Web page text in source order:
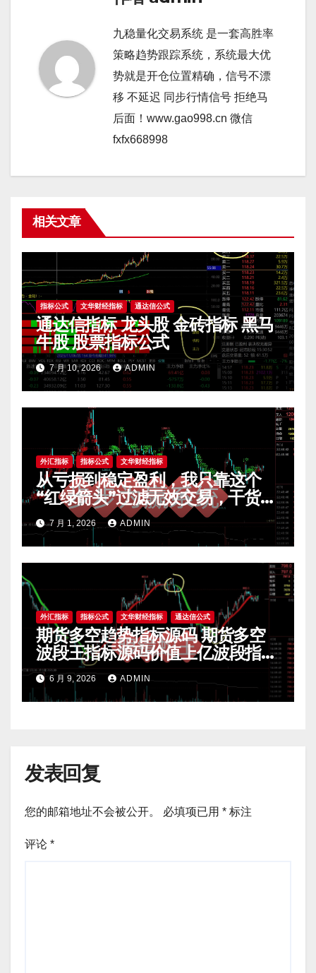
九稳量化交易系统 是一套高胜率
策略趋势跟踪系统，系统最大优
势就是开仓位置精确，信号不漂
移 不延迟 同步行情信号 拒绝马
后面！www.gao998.cn 微信
fxfx668998
相关文章
指标公式 文华财经指标 通达信公式
通达信指标 龙头股 金砖指标 黑马
牛股 股票指标公式
7 月 10, 2026 ADMIN
外汇指标 指标公式 文华财经指标
从亏损到稳定盈利，我只靠这个
“红绿箭头”过滤无效交易，干货全
公开 mt4指标
7 月 1, 2026 ADMIN
外汇指标 指标公式 文华财经指标 通达信公式
期货多空趋势指标源码 期货多空
波段王指标源码价值上亿波段指标
源码 期货指标公式网
6 月 9, 2026 ADMIN
发表回复
您的邮箱地址不会被公开。 必填项已用 * 标注
评论 *